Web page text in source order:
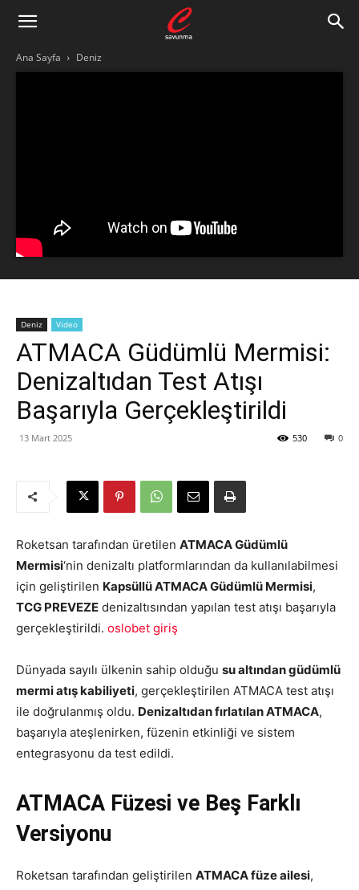
Ana Sayfa Deniz
Deniz Video
ATMACA Güdümlü Mermisi:
Denizaltıdan Test Atışı
Başarıyla Gerçekleştirildi
13 Mart 2025 0
530
Roketsan tarafından üretilen ATMACA Güdümlü
Mermisi‘nin denizaltı platformlarından da kullanılabilmesi
için geliştirilen Kapsüllü ATMACA Güdümlü Mermisi,
TCG PREVEZE denizaltısından yapılan test atışı başarıyla
gerçekleştirildi. oslobet giriş
Dünyada sayılı ülkenin sahip olduğu su altından güdümlü
mermi atış kabiliyeti, gerçekleştirilen ATMACA test atışı
ile doğrulanmış oldu. Denizaltıdan fırlatılan ATMACA,
başarıyla ateşlenirken, füzenin etkinliği ve sistem
entegrasyonu da test edildi.
ATMACA Füzesi ve Beş Farklı
Versiyonu
Roketsan tarafından geliştirilen ATMACA füze ailesi,